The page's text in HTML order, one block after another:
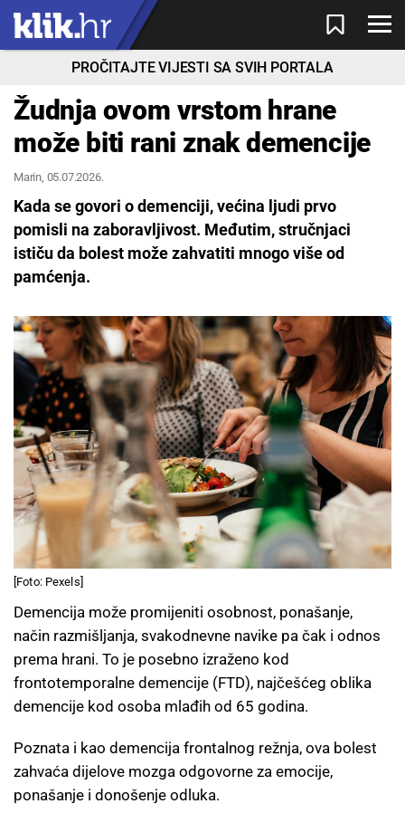
PROČITAJTE VIJESTI SA SVIH PORTALA
Žudnja ovom vrstom hrane
može biti rani znak demencije
Marin, 05.07.2026.
Kada se govori o demenciji, većina ljudi prvo
pomisli na zaboravljivost. Međutim, stručnjaci
ističu da bolest može zahvatiti mnogo više od
pamćenja.
[Foto: Pexels]
Demencija može promijeniti osobnost, ponašanje,
način razmišljanja, svakodnevne navike pa čak i odnos
prema hrani. To je posebno izraženo kod
frontotemporalne demencije (FTD), najčešćeg oblika
demencije kod osoba mlađih od 65 godina.
Poznata i kao demencija frontalnog režnja, ova bolest
zahvaća dijelove mozga odgovorne za emocije,
ponašanje i donošenje odluka.